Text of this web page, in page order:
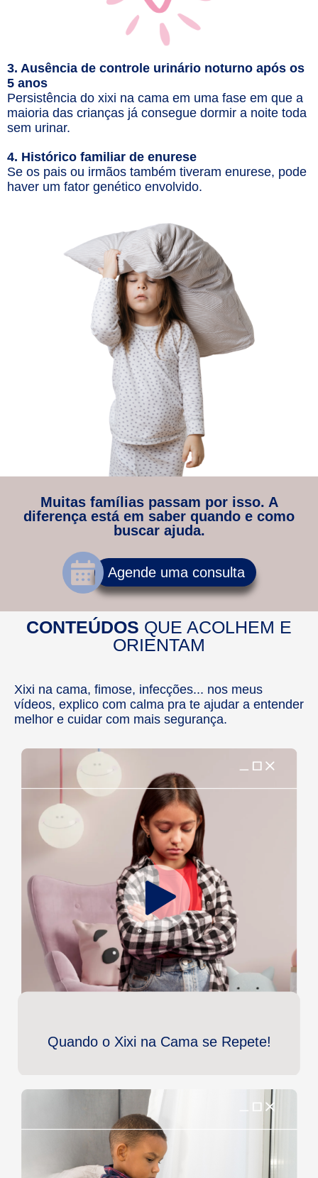
3. Ausência de controle urinário noturno após os
5 anos
Persistência do xixi na cama em uma fase em que a
maioria das crianças já consegue dormir a noite toda
sem urinar.
4. Histórico familiar de enurese
Se os pais ou irmãos também tiveram enurese, pode
haver um fator genético envolvido.
Muitas famílias passam por isso. A
diferença está em saber quando e como
buscar ajuda.
Agende uma consulta
CONTEÚDOS QUE ACOLHEM E
ORIENTAM
Xixi na cama, fimose, infecções... nos meus
vídeos, explico com calma pra te ajudar a entender
melhor e cuidar com mais segurança.
Quando o Xixi na Cama se Repete!